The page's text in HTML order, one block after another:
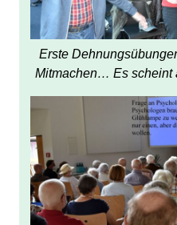
Erste
Mitmachen… Es scheint